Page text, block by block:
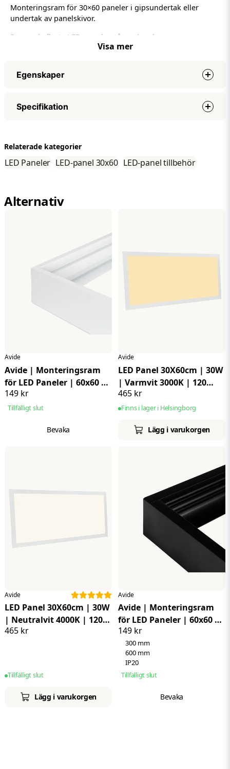
Alternativ
Avide
Avide | Monteringsram
för LED Paneler | 60x60 |
Vit
149 kr
Tillfälligt slut
Bevaka
Avide
LED Panel 30X60cm | 30W
| Varmvit 3000K | 120
lm/W | UGR<19 | IP44
465 kr
Finns i lager i Helsingborg
Lägg i varukorgen
Avide
LED Panel 30X60cm | 30W
| Neutralvit 4000K | 120
lm/W | UGR<19 | IP44
465 kr
Tillfälligt slut
Lägg i varukorgen
Avide
Avide | Monteringsram
för LED Paneler | 60x60 |
Svart
149 kr
300 mm
600 mm
IP20
Tillfälligt slut
Bevaka
Monteringsram för 30×60 paneler i gipsundertak eller
undertak av panelskivor.
Passar de flesta LED-paneler på marknaden
Visa mer
Egenskaper
Bredd
IP-klass
Specifikation
Djup
Bredd
300 mm
Relaterade kategorier
LED Paneler LED-panel 30x60 LED-panel tillbehör